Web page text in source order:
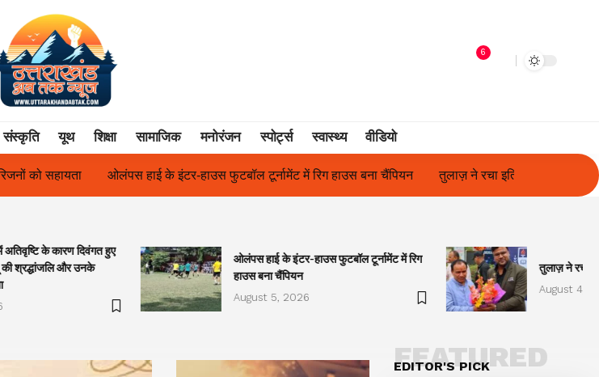
6
संस्कृति यूथ शिक्षा सामाजिक मनोरंजन स्पोर्ट्स स्वास्थ्य वीडियो
टूर्नामेंट में रिग हाउस बना चैंपियन तुलाज़ ने रचा इतिहास, संस्थान से बना विश्वविद्यालय फिल्म अभिनेत्री सुनीता
के कारण दिवंगत हुए
की श्रद्धांजलि और उनके
ओलंपस हाई के इंटर-हाउस फुटबॉल टूर्नामेंट में रिग
हाउस बना चैंपियन
August 5, 2026
तुलाज़ ने रचा
August 4,
EDITOR'S PICK
FEATURED